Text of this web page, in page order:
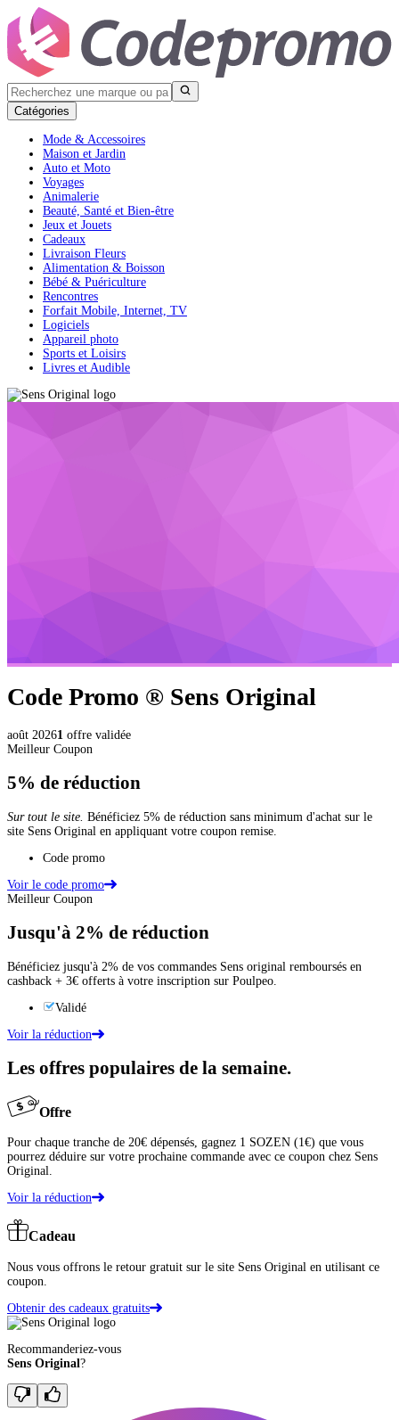
Catégories
Mode & Accessoires
Maison et Jardin
Auto et Moto
Voyages
Animalerie
Beauté, Santé et Bien-être
Jeux et Jouets
Cadeaux
Livraison Fleurs
Alimentation & Boisson
Bébé & Puériculture
Rencontres
Forfait Mobile, Internet, TV
Logiciels
Appareil photo
Sports et Loisirs
Livres et Audible
Code Promo ® Sens Original
août 20261 offre validée
Meilleur Coupon
5% de réduction
Sur tout le site. Bénéficiez 5% de réduction sans minimum d'achat sur le
site Sens Original en appliquant votre coupon remise.
Code promo
Voir le code promo
Meilleur Coupon
Jusqu'à 2% de réduction
Bénéficiez jusqu'à 2% de vos commandes Sens original remboursés en
cashback + 3€ offerts à votre inscription sur Poulpeo.
Validé
Voir la réduction
Les offres populaires de la semaine.
Offre
Pour chaque tranche de 20€ dépensés, gagnez 1 SOZEN (1€) que vous
pourrez déduire sur votre prochaine commande avec ce coupon chez Sens
Original.
Voir la réduction
Cadeau
Nous vous offrons le retour gratuit sur le site Sens Original en utilisant ce
coupon.
Obtenir des cadeaux gratuits
Recommanderiez-vous
Sens Original?